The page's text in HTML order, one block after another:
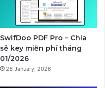
SwifDoo PDF Pro – Chia
sẻ key miễn phí tháng
01/2026
26 January, 2026